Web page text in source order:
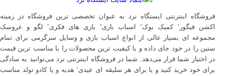
فروشگاه اینترنتی ایستگاه نرد به عنوان تخصصی ترین فروشگاه در زمینه
اکشن فیگور٬ کمیک بوک٬ اسباب بازی٬ بازی های فکری٬ لگو و عروسک
مجموعه ای بسیار عالی از انواع اسباب بازی و وسایل سرگرمی برای تمام
سنین را در خود جای داده و با کیفیت ترین محصولات را با مناسب ترین قیمت
در اختیار شما قرار می‌دهد. شما در فروشگاه اینترنتی نرد می‌توانید به سادگی
برای خود خرید کنید و یا برای هر سلیقه ای عیدی٬ هدیه و یا کادو تولد مناسب